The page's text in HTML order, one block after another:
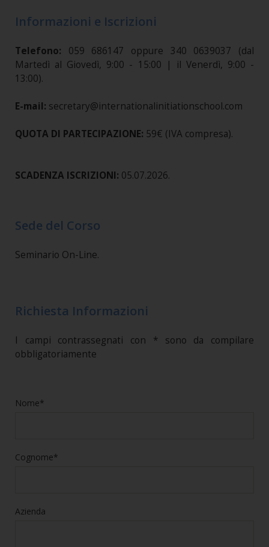
Informazioni e Iscrizioni
Telefono: 059 686147 oppure 340 0639037 (dal
Martedì al Giovedì, 9:00 - 15:00 | il Venerdì, 9:00 -
13:00).
E-mail: secretary@internationalinitiationschool.com
QUOTA DI PARTECIPAZIONE: 59€ (IVA compresa).
SCADENZA ISCRIZIONI: 05.07.2026.
Sede del Corso
Seminario On-Line.
Richiesta Informazioni
I campi contrassegnati con * sono da compilare
obbligatoriamente
Nome*
Cognome*
Azienda